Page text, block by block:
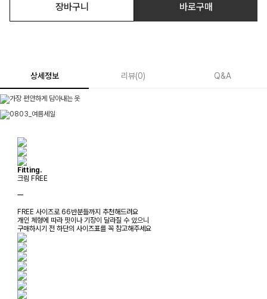
장바구니 바로구매
상세정보 리뷰(0) Q&A
Fitting.
크림 FREE
ㅡ
FREE 사이즈로 66반분들까지 추천해드려요
개인 체형에 따라 핏이나 기장이 달라질 수 있으니
구매하시기 전 하단의 사이즈표를 꼭 참고해주세요